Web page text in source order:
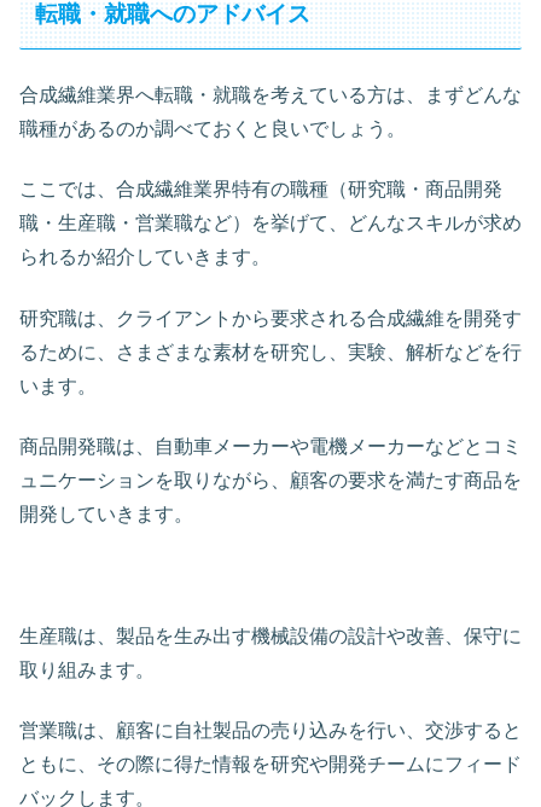
転職・就職へのアドバイス
合成繊維業界へ転職・就職を考えている方は、まずどんな
職種があるのか調べておくと良いでしょう。
ここでは、合成繊維業界特有の職種（研究職・商品開発
職・生産職・営業職など）を挙げて、どんなスキルが求め
られるか紹介していきます。
研究職は、クライアントから要求される合成繊維を開発す
るために、さまざまな素材を研究し、実験、解析などを行
います。
商品開発職は、自動車メーカーや電機メーカーなどとコミ
ュニケーションを取りながら、顧客の要求を満たす商品を
開発していきます。
生産職は、製品を生み出す機械設備の設計や改善、保守に
取り組みます。
営業職は、顧客に自社製品の売り込みを行い、交渉すると
ともに、その際に得た情報を研究や開発チームにフィード
バックします。